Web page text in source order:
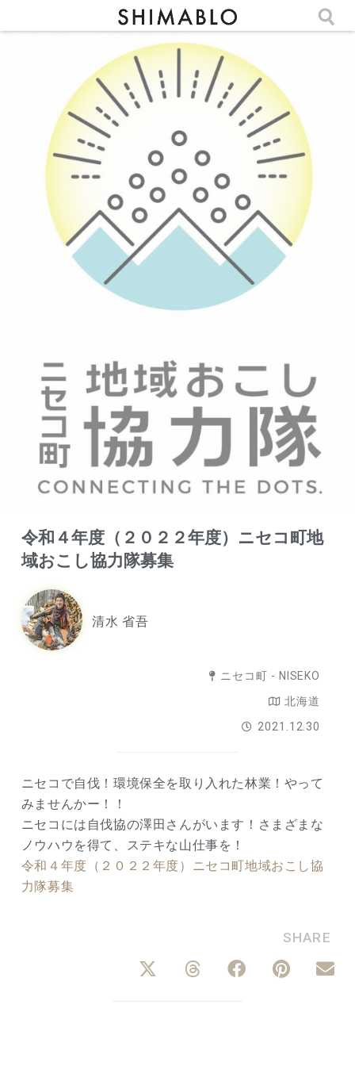
令和４年度（２０２２年度）ニセコ町地
域おこし協力隊募集
清水 省吾
ニセコ町 - NISEKO
北海道
2021.12.30
ニセコで自伐！環境保全を取り入れた林業！やって
みませんかー！！
ニセコには自伐協の澤田さんがいます！さまざまな
ノウハウを得て、ステキな山仕事を！
令和４年度（２０２２年度）ニセコ町地域おこし協
力隊募集
SHARE